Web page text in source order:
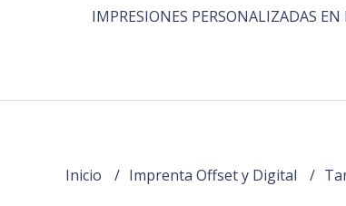
IMPRESIONES PERSONALIZADAS
Inicio Imprenta Offset y Digital